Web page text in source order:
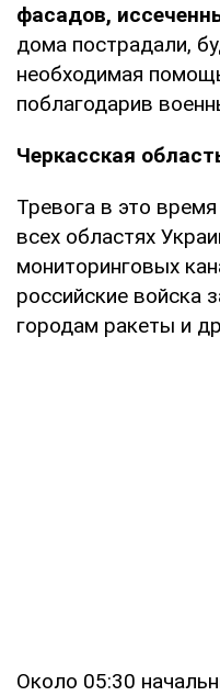
фасадов,
дома пострадали,
необходимая
поблагодарив
Черкасская
Тревога в это
всех областях
мониторинговых
российские войска
городам ракеты и
Около 05:30